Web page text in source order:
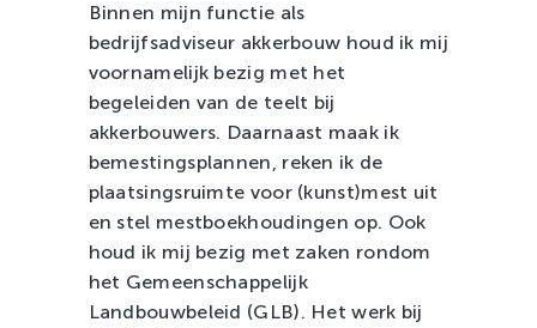
Binnen mijn functie als
bedrijfsadviseur akkerbouw houd ik mij
voornamelijk bezig met het
begeleiden van de teelt bij
akkerbouwers. Daarnaast maak ik
bemestingsplannen, reken ik de
plaatsingsruimte voor (kunst)mest uit
en stel mestboekhoudingen op. Ook
houd ik mij bezig met zaken rondom
het Gemeenschappelijk
Landbouwbeleid (GLB). Het werk bij